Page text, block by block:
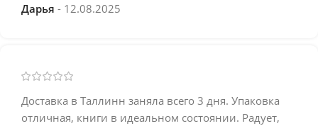
Дарья
12.08.2025
Доставка в Таллинн заняла всего 3 дня. Упаковка
отличная, книги в идеальном состоянии. Радует,